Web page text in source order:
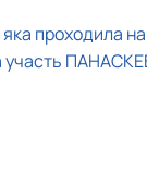
яка проходила на
участь